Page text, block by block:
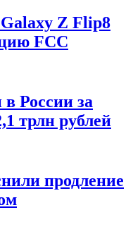
Z Flip8
FCC
России за
трлн рублей
продление